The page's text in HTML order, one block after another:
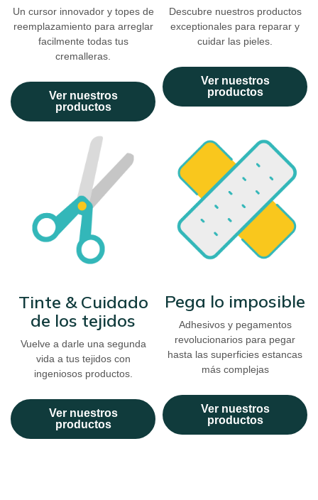
Un cursor innovador y topes de
reemplazamiento para arreglar
facilmente todas tus
cremalleras.
Ver nuestros
productos
Descubre nuestros productos
exceptionales para reparar y
cuidar las pieles.
Ver nuestros
productos
Tinte & Cuidado
de los tejidos
Vuelve a darle una segunda
vida a tus tejidos con
ingeniosos productos.
Ver nuestros
productos
Pega lo imposible
Adhesivos y pegamentos
revolucionarios para pegar
hasta las superficies estancas
más complejas
Ver nuestros
productos